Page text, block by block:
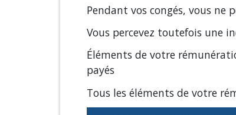
Pendant vos congés, vous ne
Vous percevez toutefois une
Éléments de votre
payés
Tous les éléments de votre